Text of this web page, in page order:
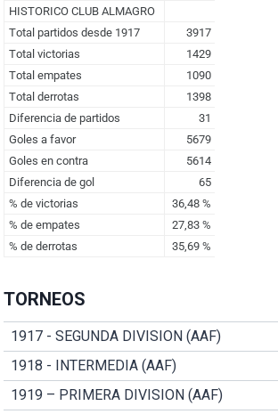
TORNEOS
1917 - SEGUNDA DIVISION (AAF)
1918 - INTERMEDIA (AAF)
1919 – PRIMERA DIVISION (AAF)